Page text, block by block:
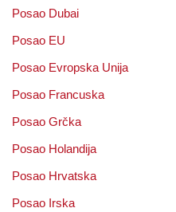
Posao Dubai
Posao EU
Posao Evropska Unija
Posao Francuska
Posao Grčka
Posao Holandija
Posao Hrvatska
Posao Irska